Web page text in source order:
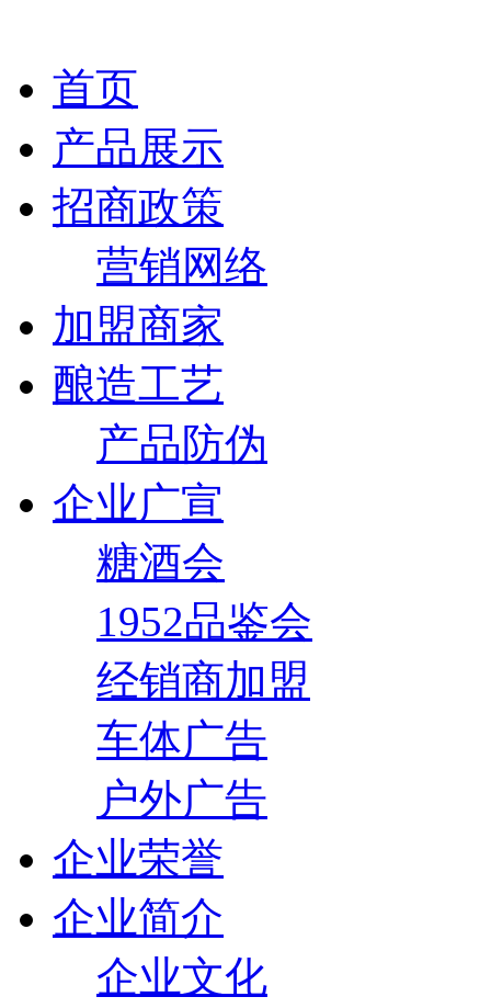
首页
产品展示
招商政策
营销网络
加盟商家
酿造工艺
产品防伪
企业广宣
糖酒会
1952品鉴会
经销商加盟
车体广告
户外广告
企业荣誉
企业简介
企业文化